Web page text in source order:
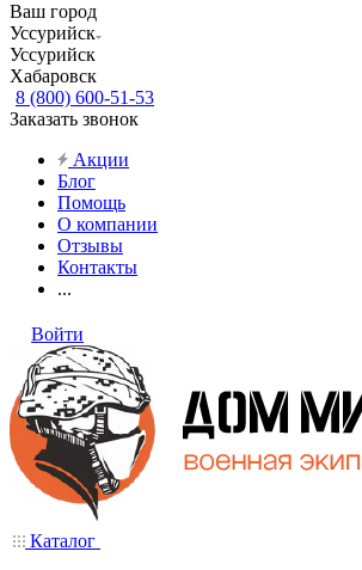
Ваш город
Уссурийск
Уссурийск
Хабаровск
8 (800) 600-51-53
Заказать звонок
Акции
Блог
Помощь
О компании
Отзывы
Контакты
...
Войти
Каталог